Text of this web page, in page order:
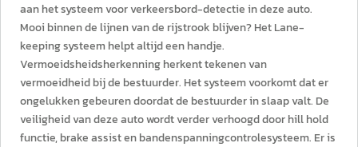
aan het systeem voor verkeersbord-detectie in deze auto.
Mooi binnen de lijnen van de rijstrook blijven? Het Lane-
keeping systeem helpt altijd een handje.
Vermoeidsheidsherkenning herkent tekenen van
vermoeidheid bij de bestuurder. Het systeem voorkomt dat er
ongelukken gebeuren doordat de bestuurder in slaap valt. De
veiligheid van deze auto wordt verder verhoogd door hill hold
functie, brake assist en bandenspanningcontrolesysteem. Er is